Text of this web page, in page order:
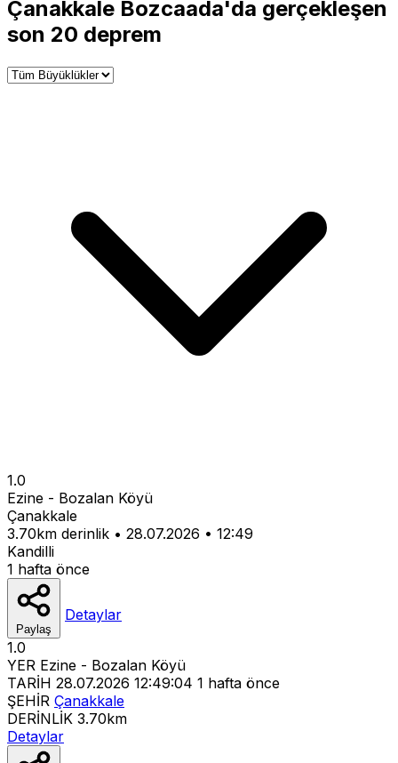
−
Çanakkale Bozcaada'da gerçekleşen
son 20 deprem
1.0
Ezine - Bozalan Köyü
Çanakkale
3.70km derinlik • 28.07.2026 • 12:49
Kandilli
1 hafta önce
Paylaş
Detaylar
1.0
YER Ezine - Bozalan Köyü
TARİH 28.07.2026 12:49:04 1 hafta önce
ŞEHİR Çanakkale
DERİNLİK 3.70km
Detaylar